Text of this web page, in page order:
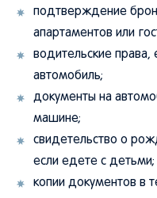
подтверждение
апартаментов или
водительские права,
автомобиль;
документы на
машине;
свидетельство о
если едете с детьми;
копии документов в